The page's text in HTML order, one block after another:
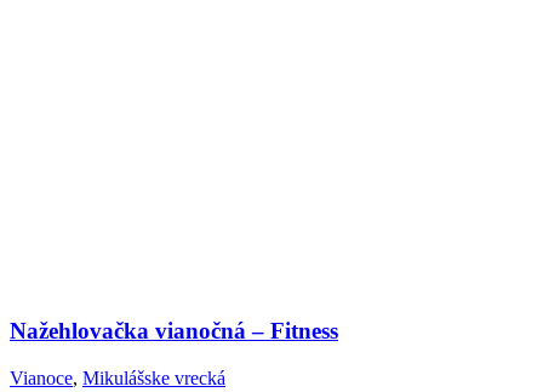
Nažehlovačka vianočná – Fitness
Vianoce, Mikulášske vrecká